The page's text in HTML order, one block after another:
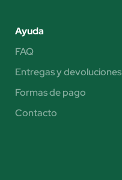
Ayuda
FAQ
Entregas y devoluciones
Formas de pago
Contacto